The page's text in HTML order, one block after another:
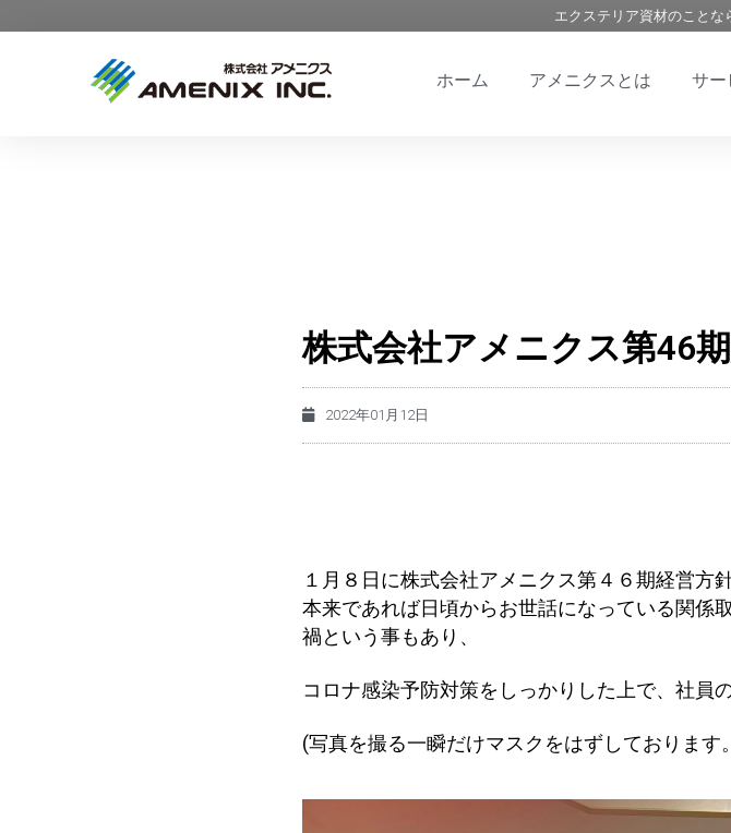
エクステリア資材のことな
ホーム アメニクスとは サー
株式会社アメニクス第46
2022年01月12日
１月８日に株式会社アメニクス第４６期経営方
本来であれば日頃からお世話になっている関係
禍という事もあり、
コロナ感染予防対策をしっかりした上で、社員
(写真を撮る一瞬だけマスクをはずしております